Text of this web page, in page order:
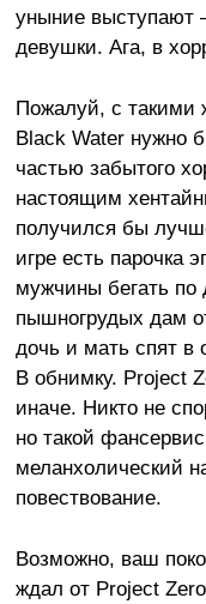
уныние выступают
девушки. Ага, в
Пожалуй, с такими
Black Water нужно
частью забытого
настоящим
получился бы
игре есть парочка
мужчины бегать
пышногрудых дам
дочь и мать спят в
В обнимку. Project
иначе. Никто не
но такой
меланхолический
повествование.
Возможно, ваш
ждал от Project